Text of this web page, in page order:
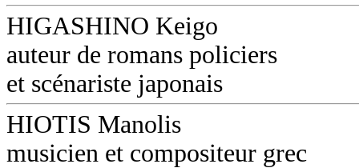
HIGASHINO Keigo
auteur de romans policiers
et scénariste japonais
HIOTIS Manolis
musicien et compositeur grec